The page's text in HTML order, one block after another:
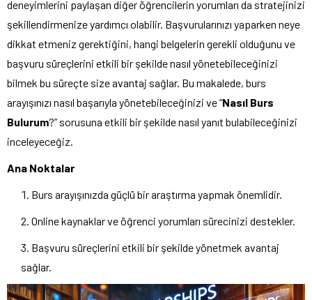
deneyimlerini paylaşan diğer öğrencilerin yorumları da stratejinizi
şekillendirmenize yardımcı olabilir. Başvurularınızı yaparken neye
dikkat etmeniz gerektiğini, hangi belgelerin gerekli olduğunu ve
başvuru süreçlerini etkili bir şekilde nasıl yönetebileceğinizi
bilmek bu süreçte size avantaj sağlar. Bu makalede, burs
arayışınızı nasıl başarıyla yönetebileceğinizi ve “Nasıl Burs
Bulurum?” sorusuna etkili bir şekilde nasıl yanıt bulabileceğinizi
inceleyeceğiz.
Ana Noktalar
Burs arayışınızda güçlü bir araştırma yapmak önemlidir.
Online kaynaklar ve öğrenci yorumları sürecinizi destekler.
Başvuru süreçlerini etkili bir şekilde yönetmek avantaj
sağlar.